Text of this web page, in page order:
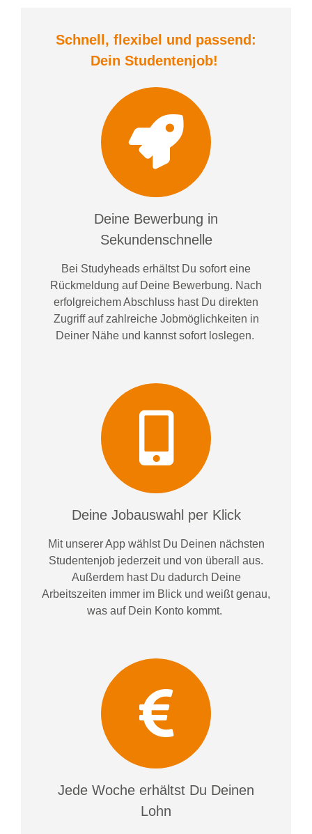
Schnell, flexibel und passend:
Dein Studentenjob!
Deine Bewerbung in
Sekundenschnelle
Bei Studyheads erhältst Du sofort eine
Rückmeldung auf Deine Bewerbung. Nach
erfolgreichem Abschluss hast Du direkten
Zugriff auf zahlreiche Jobmöglichkeiten in
Deiner Nähe und kannst sofort loslegen.
Deine Jobauswahl per Klick
Mit unserer App wählst Du Deinen nächsten
Studentenjob jederzeit und von überall aus.
Außerdem hast Du dadurch Deine
Arbeitszeiten immer im Blick und weißtgenau,
was auf Dein Konto kommt.
Jede Woche erhältst Du Deinen
Lohn